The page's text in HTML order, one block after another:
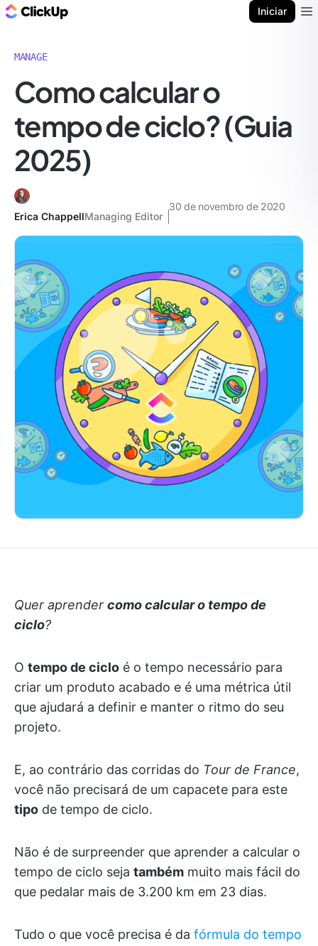
Iniciar
MANAGE
Como calcular o
tempo de ciclo? (Guia
2025)
Erica ChappellManaging Editor
30 de novembro de 2020
Quer aprender como calcular o tempo de
ciclo?
O tempo de ciclo é o tempo necessário para
criar um produto acabado e é uma métrica útil
que ajudará a definir e manter o ritmo do seu
projeto.
E, ao contrário das corridas do Tour de France,
você não precisará de um capacete para este
tipo de tempo de ciclo.
Não é de surpreender que aprender a calcular o
tempo de ciclo seja também muito mais fácil do
que pedalar mais de 3.200 km em 23 dias.
Tudo o que você precisa é da fórmula do tempo